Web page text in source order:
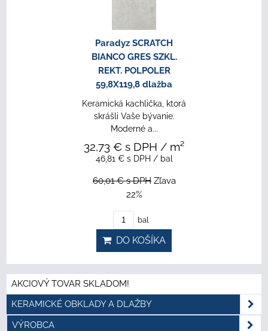
Paradyz SCRATCH
BIANCO GRES SZKL.
REKT. POLPOLER
59,8X119,8 dlažba
Keramická kachlička, ktorá
skrášli Vaše bývanie.
Moderné a...
32,73 € s DPH / m²
46,81 € s DPH / bal
60,01 €s DPH Zľava
22%
bal
DO KOŠÍKA
AKCIOVÝ TOVAR SKLADOM!
KERAMICKÉ OBKLADY A DLAŽBY
VÝROBCA